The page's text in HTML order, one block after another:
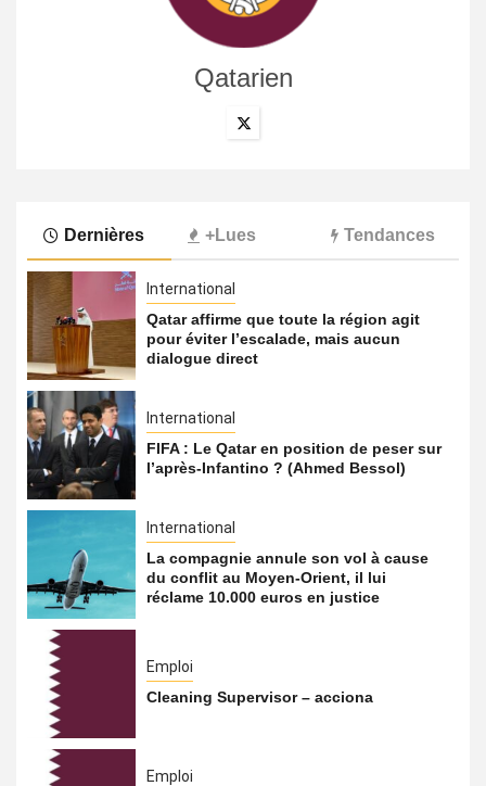
Qatarien
Dernières +Lues Tendances
International
Qatar affirme que toute la région agit
pour éviter l’escalade, mais aucun
dialogue direct
International
FIFA : Le Qatar en position de peser sur
l’après-Infantino ? (Ahmed Bessol)
International
La compagnie annule son vol à cause
du conflit au Moyen-Orient, il lui
réclame 10.000 euros en justice
Emploi
Cleaning Supervisor – acciona
Emploi